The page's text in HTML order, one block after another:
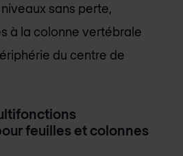
sans perte,
à la colonne vertébrale
du centre de
feuilles et colonnes